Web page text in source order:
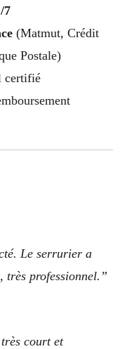
7
(Matmut, Crédit
Postale)
certifié
Le serrurier a
très professionnel.”
court et